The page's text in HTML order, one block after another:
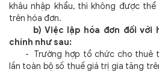
khâu nhập khẩu, thì không được
trên hóa đơn.
b) Việc lập hóa đơn đối với
chính như sau:
- Trường hợp tổ chức cho thuê
lần toàn bộ số thuế giá trị gia tăng